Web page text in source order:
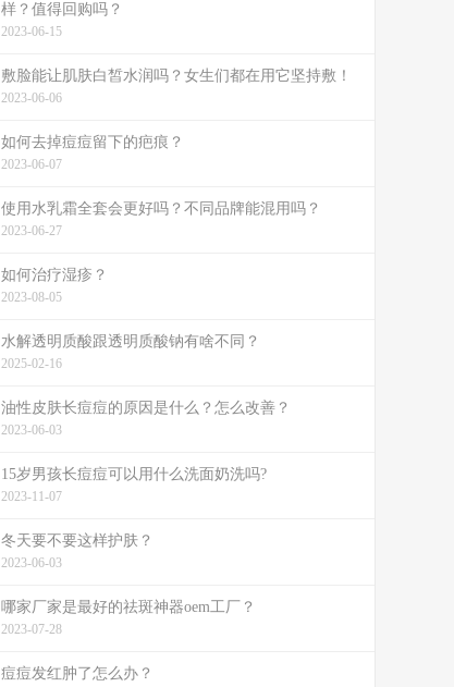
样？值得回购吗？
2023-06-15
敷脸能让肌肤白皙水润吗？女生们都在用它坚持敷！
2023-06-06
如何去掉痘痘留下的疤痕？
2023-06-07
使用水乳霜全套会更好吗？不同品牌能混用吗？
2023-06-27
如何治疗湿疹？
2023-08-05
水解透明质酸跟透明质酸钠有啥不同？
2025-02-16
油性皮肤长痘痘的原因是什么？怎么改善？
2023-06-03
15岁男孩长痘痘可以用什么洗面奶洗吗?
2023-11-07
冬天要不要这样护肤？
2023-06-03
哪家厂家是最好的祛斑神器oem工厂？
2023-07-28
痘痘发红肿了怎么办？